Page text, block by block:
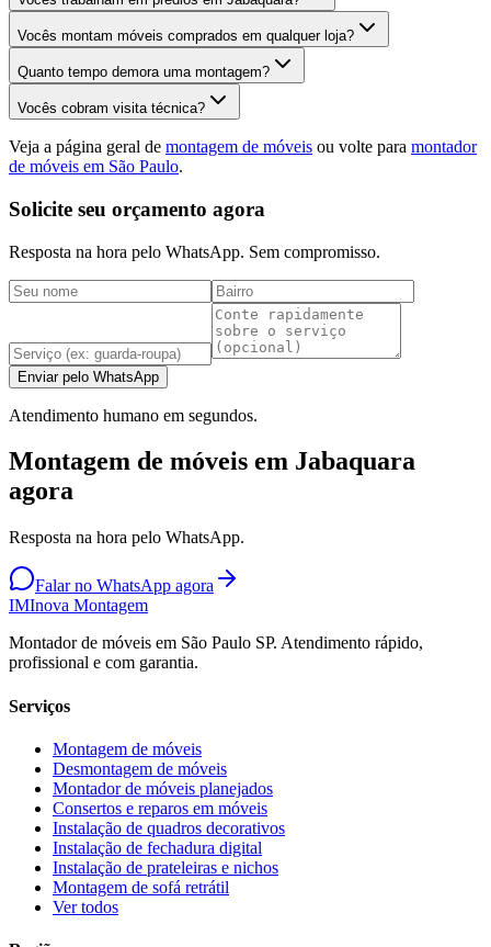
Vocês montam móveis comprados em qualquer loja?
Quanto tempo demora uma montagem?
Vocês cobram visita técnica?
Veja a página geral de montagem de móveis ou volte para montador
de móveis em São Paulo.
Solicite seu orçamento agora
Resposta na hora pelo WhatsApp. Sem compromisso.
Enviar pelo WhatsApp
Atendimento humano em segundos.
Montagem de móveis em Jabaquara
agora
Resposta na hora pelo WhatsApp.
Falar no WhatsApp agora
IMInova Montagem
Montador de móveis em São Paulo SP. Atendimento rápido,
profissional e com garantia.
Serviços
Montagem de móveis
Desmontagem de móveis
Montador de móveis planejados
Consertos e reparos em móveis
Instalação de quadros decorativos
Instalação de fechadura digital
Instalação de prateleiras e nichos
Montagem de sofá retrátil
Ver todos